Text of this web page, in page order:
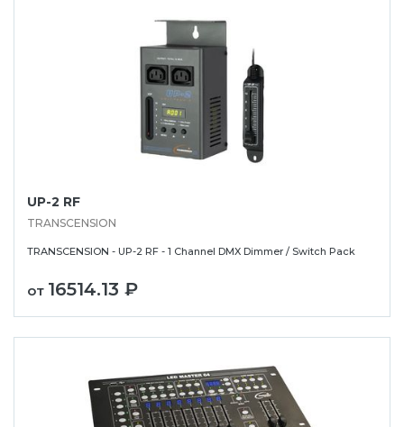
UP-2 RF
TRANSCENSION
TRANSCENSION - UP-2 RF - 1 Channel DMX Dimmer / Switch Pack
от 16514.13 ₽